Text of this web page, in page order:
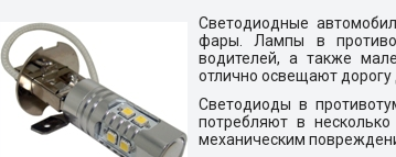
Светодиодные
фары. Лампы в
водителей, а также
отлично освещают дорогу
Светодиоды в
потребляют в
механическим